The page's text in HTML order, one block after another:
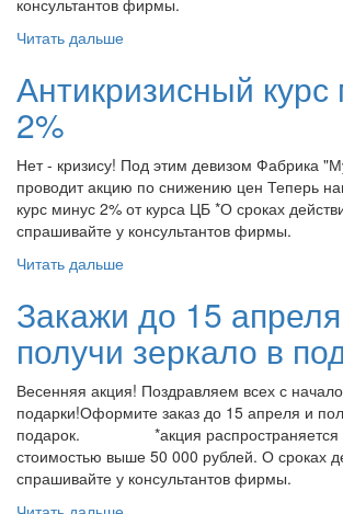
Читать дальше
Антикризисный курс
2%
Нет - кризису! Под этим девизом Фабрика
проводит акцию по снижению цен Теперь
курс минус 2% от курса ЦБ *О сроках
спрашивайте у консультантов фирмы.
Читать дальше
Закажи до 15
получи зеркало в
Весенняя акция! Поздравляем всех с
подарки!Оформите заказ до 15 апреля и
подарок. *акция распространяется
стоимостью выше 50 000 рублей. О сроках
спрашивайте у консультантов фирмы.